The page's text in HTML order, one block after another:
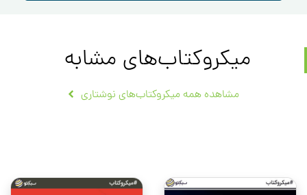
میکروکتاب‌های مشابه
مشاهده همه میکروکتاب‌های نوشتاری